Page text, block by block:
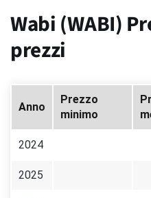
Wabi (WABI)
prezzi
Anno
Prezzo
minimo
2024
2025